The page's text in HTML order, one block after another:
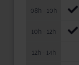
08h - 10h
10h - 12h
12h - 14h